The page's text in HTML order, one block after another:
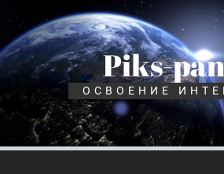
Перейти
содержимому
Piks-
ОСВОЕНИЕ